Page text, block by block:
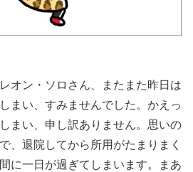
オン・ソロさん、またまた昨日は
まい、すみませんでした。かえっ
まい、申し訳ありません。思いの
、退院してから所用がたまりまく
に一日が過ぎてしまいます。まあ